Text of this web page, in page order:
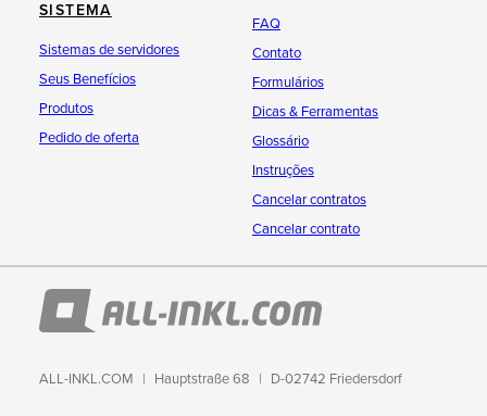
SISTEMA
Sistemas de servidores
Seus Benefícios
Produtos
Pedido de oferta
FAQ
Contato
Formulários
Dicas & Ferramentas
Glossário
Instruções
Cancelar contratos
Cancelar contrato
ALL-INKL.COM Hauptstraße 68 D-02742 Friedersdorf